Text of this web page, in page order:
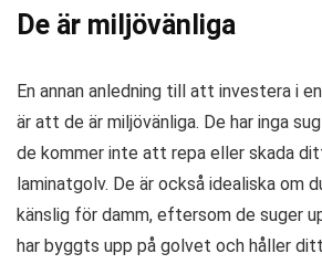
De är miljövänliga
En annan anledning till att investera i
är att de är miljövänliga. De har inga
de kommer inte att repa eller skada
laminatgolv. De är också idealiska om
känslig för damm, eftersom de suger
har byggts upp på golvet och håller